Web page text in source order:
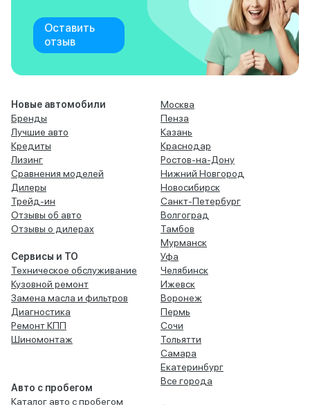
Оставить
отзыв
Новые автомобили
Бренды
Лучшие авто
Кредиты
Лизинг
Сравнения моделей
Дилеры
Трейд-ин
Отзывы об авто
Отзывы о дилерах
Сервисы и ТО
Техническое обслуживание
Кузовной ремонт
Замена масла и фильтров
Диагностика
Ремонт КПП
Шиномонтаж
Авто с пробегом
Каталог авто с пробегом
Москва
Пенза
Казань
Краснодар
Ростов-на-Дону
Нижний Новгород
Новосибирск
Санкт-Петербург
Волгоград
Тамбов
Мурманск
Уфа
Челябинск
Ижевск
Воронеж
Пермь
Сочи
Тольятти
Самара
Екатеринбург
Все города